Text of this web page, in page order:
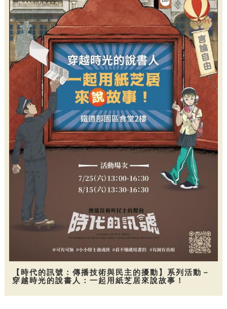
【時代的訊號：傳播技術與民主的擾動】系列活動－
穿越時光的說書人：一起用紙芝居來說故事！